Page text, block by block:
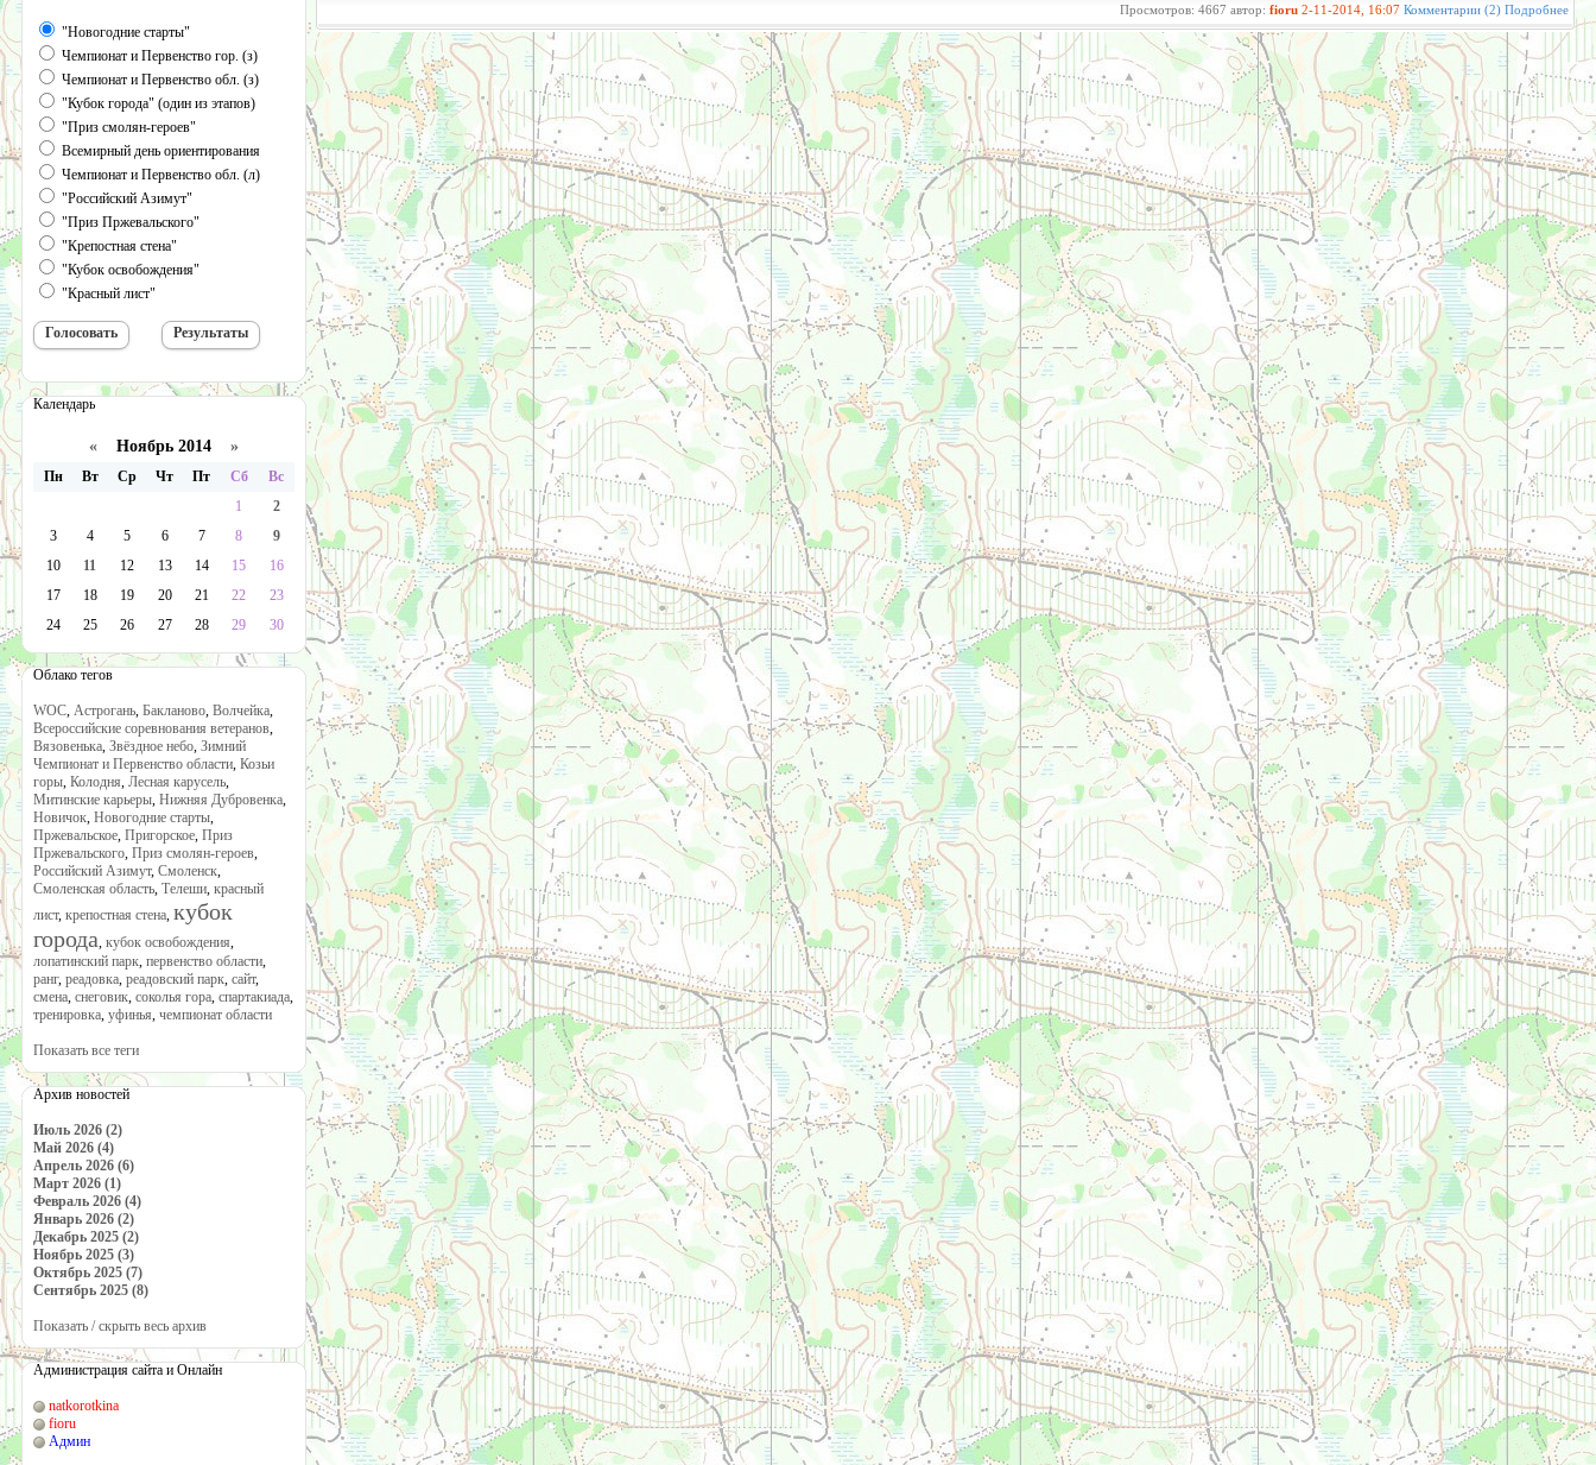
"Новогодние старты"
Чемпионат и Первенство гор. (з)
Чемпионат и Первенство обл. (з)
"Кубок города" (один из этапов)
"Приз смолян-героев"
Всемирный день ориентирования
Чемпионат и Первенство обл. (л)
"Российский Азимут"
"Приз Пржевальского"
"Крепостная стена"
"Кубок освобождения"
"Красный лист"
Календарь
« Ноябрь 2014 »
Пн Вт Ср Чт Пт Сб
Вс
1
2
3
4 5 6 7 8
9
10
11 12 13 14 15
16
17
18 19 20 21 22
23
24
25 26 27 28 29 30
Облако тегов
WOC, Астрогань, Бакланово, Волчейка,
Всероссийские соревнования ветеранов,
Вязовенька, Звёздное небо, Зимний
Чемпионат и Первенство области, Козьи
горы, Колодня, Лесная карусель,
Митинские карьеры, Нижняя Дубровенка,
Новичок, Новогодние старты,
Пржевальское, Пригорское, Приз
Пржевальского, Приз смолян-героев,
Российский Азимут, Смоленск,
Смоленская область, Телеши, красный
лист, крепостная стена, кубок
города, кубок освобождения,
лопатинский парк, первенство области,
ранг, реадовка, реадовский парк, сайт,
смена, снеговик, соколья гора, спартакиада,
тренировка, уфинья, чемпионат области
Показать все теги
Архив новостей
Июль 2026 (2)
Май 2026 (4)
Апрель 2026 (6)
Март 2026 (1)
Февраль 2026 (4)
Январь 2026 (2)
Декабрь 2025 (2)
Ноябрь 2025 (3)
Октябрь 2025 (7)
Сентябрь 2025 (8)
Показать / скрыть весь архив
Администрация сайта и Онлайн
natkorotkina
fioru
Админ
Просмотров: 4667 автор: fioru 2-11-2014, 16:07 Комментарии (2) Подробнее